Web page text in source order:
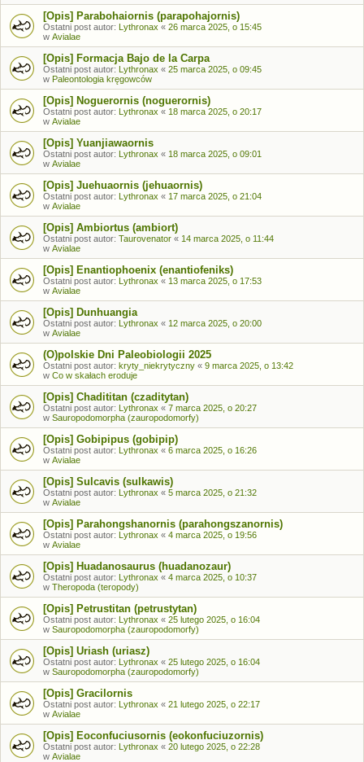
[Opis] Parabohaiornis (parapohajornis)
Ostatni post autor: Lythronax « 26 marca 2025, o 15:45
w Avialae
[Opis] Formacja Bajo de la Carpa
Ostatni post autor: Lythronax « 25 marca 2025, o 09:45
w Paleontologia kręgowców
[Opis] Noguerornis (noguerornis)
Ostatni post autor: Lythronax « 18 marca 2025, o 20:17
w Avialae
[Opis] Yuanjiawaornis
Ostatni post autor: Lythronax « 18 marca 2025, o 09:01
w Avialae
[Opis] Juehuaornis (jehuaornis)
Ostatni post autor: Lythronax « 17 marca 2025, o 21:04
w Avialae
[Opis] Ambiortus (ambiort)
Ostatni post autor: Taurovenator « 14 marca 2025, o 11:44
w Avialae
[Opis] Enantiophoenix (enantiofeniks)
Ostatni post autor: Lythronax « 13 marca 2025, o 17:53
w Avialae
[Opis] Dunhuangia
Ostatni post autor: Lythronax « 12 marca 2025, o 20:00
w Avialae
(O)polskie Dni Paleobiologii 2025
Ostatni post autor: kryty_niekrytyczny « 9 marca 2025, o 13:42
w Co w skałach eroduje
[Opis] Chadititan (czaditytan)
Ostatni post autor: Lythronax « 7 marca 2025, o 20:27
w Sauropodomorpha (zauropodomorfy)
[Opis] Gobipipus (gobipip)
Ostatni post autor: Lythronax « 6 marca 2025, o 16:26
w Avialae
[Opis] Sulcavis (sulkawis)
Ostatni post autor: Lythronax « 5 marca 2025, o 21:32
w Avialae
[Opis] Parahongshanornis (parahongszanornis)
Ostatni post autor: Lythronax « 4 marca 2025, o 19:56
w Avialae
[Opis] Huadanosaurus (huadanozaur)
Ostatni post autor: Lythronax « 4 marca 2025, o 10:37
w Theropoda (teropody)
[Opis] Petrustitan (petrustytan)
Ostatni post autor: Lythronax « 25 lutego 2025, o 16:04
w Sauropodomorpha (zauropodomorfy)
[Opis] Uriash (uriasz)
Ostatni post autor: Lythronax « 25 lutego 2025, o 16:04
w Sauropodomorpha (zauropodomorfy)
[Opis] Gracilornis
Ostatni post autor: Lythronax « 21 lutego 2025, o 22:17
w Avialae
[Opis] Eoconfuciusornis (eokonfuciuzornis)
Ostatni post autor: Lythronax « 20 lutego 2025, o 22:28
w Avialae